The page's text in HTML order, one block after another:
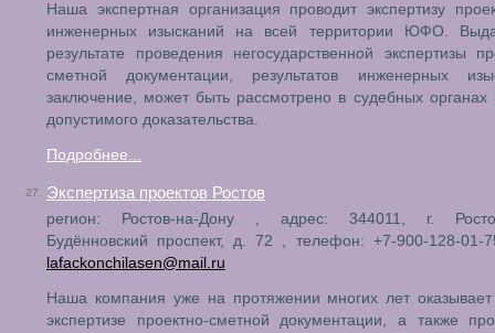
Наша экспертная организация проводит экспертизу
инженерных изысканий на всей территории ЮФО.
результате проведения негосударственной экспертизы
сметной документации, результатов инженерных
заключение, может быть рассмотрено в судебных органах
допустимого доказательства.
Подробнее...
27. Экспертиза проектов Ростов
регион: Ростов-на-Дону , адрес: 344011, г.
Будённовский проспект, д. 72 , телефон: +7-900-128-01-
lafackonchilasen@mail.ru
Наша компания уже на протяжении многих лет оказывает
экспертизе проектно-сметной документации, а также